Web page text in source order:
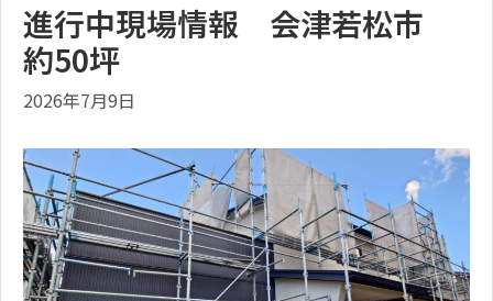
進行中現場情報 会津若松市
約50坪
2026年7月9日